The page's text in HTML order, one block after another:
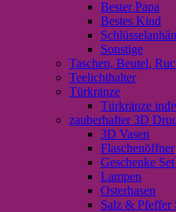
Bester Papa
Bestes Kind
Sonstige
Taschen, Beutel,
Teelichthalter
Türkränze
Türkränze
zauberhafter 3D
3D Vasen
Flaschenöffner
Geschenke
Lampen
Osterhasen
Salz & Pfeffer